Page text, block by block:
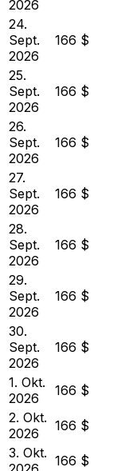
2026
24.
Sept.
2026
166 $
25.
Sept.
2026
166 $
26.
Sept.
2026
166 $
27.
Sept.
2026
166 $
28.
Sept.
2026
166 $
29.
Sept.
2026
166 $
30.
Sept.
2026
166 $
1. Okt.
2026
166 $
2. Okt.
2026
166 $
3. Okt. 166 $